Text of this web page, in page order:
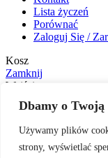
Dbamy o Twoją
Używamy plików
strony, wyświetlać
Lista życzeń
Porównać
Zaloguj Się /
Kosz
Zamknij
Wejście
Utwórz konto